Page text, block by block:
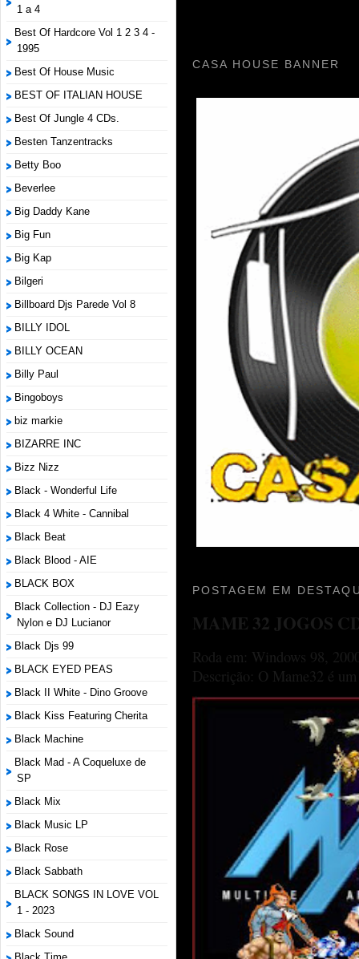
1 a 4
Best Of Hardcore Vol 1 2 3 4 -
1995
Best Of House Music
BEST OF ITALIAN HOUSE
Best Of Jungle 4 CDs.
Besten Tanzentracks
Betty Boo
Beverlee
Big Daddy Kane
Big Fun
Big Kap
Bilgeri
Billboard Djs Parede Vol 8
BILLY IDOL
BILLY OCEAN
Billy Paul
Bingoboys
biz markie
BIZARRE INC
Bizz Nizz
Black - Wonderful Life
Black 4 White - Cannibal
Black Beat
Black Blood - AIE
BLACK BOX
Black Collection - DJ Eazy
Nylon e DJ Lucianor
Black Djs 99
BLACK EYED PEAS
Black II White - Dino Groove
Black Kiss Featuring Cherita
Black Machine
Black Mad - A Coqueluxe de
SP
Black Mix
Black Music LP
Black Rose
Black Sabbath
BLACK SONGS IN LOVE VOL
1 - 2023
Black Sound
CASA HOUSE BANNER
POSTAGEM EM
MAME 32 JOGOS
Roda em: Windows 98,
Descrição: O Mame32 é